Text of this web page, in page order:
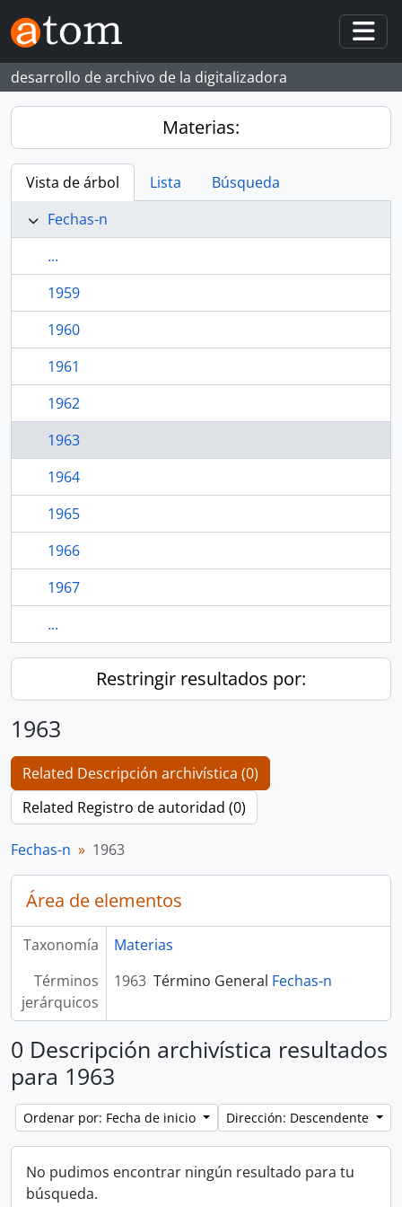
Skip to main content
desarrollo de archivo de la digitalizadora
Materias:
Vista de árbol Lista
Búsqueda
Fechas-n
...
1959
1960
1961
1962
1963
1964
1965
1966
1967
...
Restringir resultados por:
1963
Related Descripción archivística (0)
Related Registro de autoridad (0)
Fechas-n 1963
Área de elementos
Taxonomía
Materias
Términos
jerárquicos
1963 Término General Fechas-n
0 Descripción archivística resultados
para 1963
Ordenar por: Fecha de inicio Dirección: Descendente
No pudimos encontrar ningún resultado para tu
búsqueda.